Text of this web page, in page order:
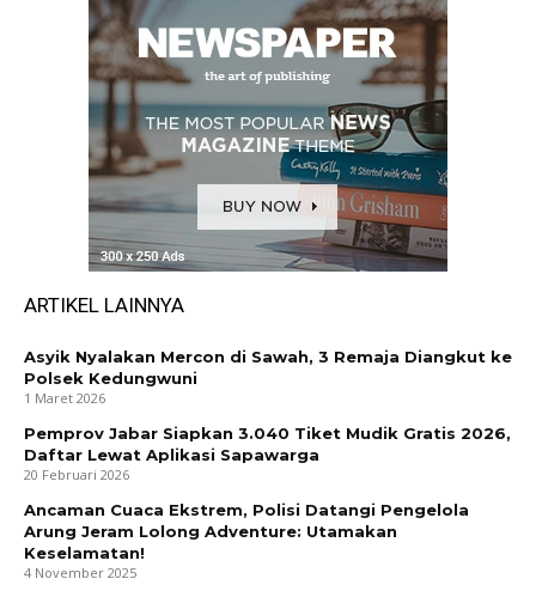
ARTIKEL LAINNYA
Asyik Nyalakan Mercon di Sawah, 3 Remaja Diangkut ke
Polsek Kedungwuni
1 Maret 2026
Pemprov Jabar Siapkan 3.040 Tiket Mudik Gratis 2026,
Daftar Lewat Aplikasi Sapawarga
20 Februari 2026
Ancaman Cuaca Ekstrem, Polisi Datangi Pengelola
Arung Jeram Lolong Adventure: Utamakan
Keselamatan!
4 November 2025